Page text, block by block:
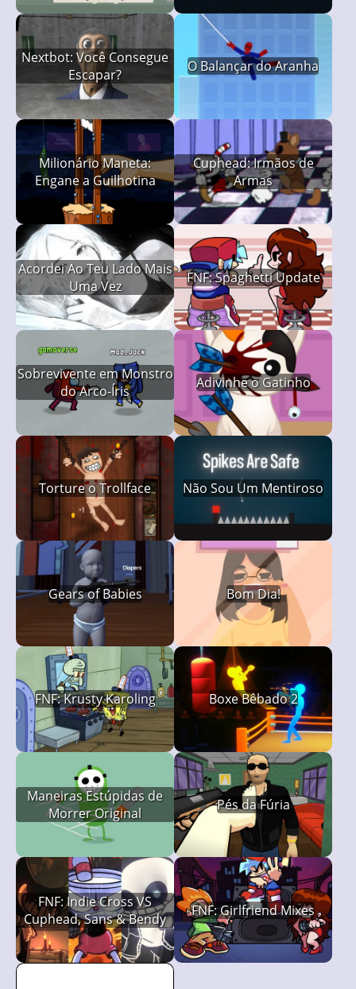
Nextbot: Você Consegue
Escapar?
O Balançar do Aranha
Milionário Maneta:
Engane a Guilhotina
Cuphead: Irmãos de
Armas
Acordei Ao Teu Lado Mais
Uma Vez
FNF: Spaghetti Update
Sobrevivente em Monstro
do Arco-Íris
Adivinhe o Gatinho
Torture o Trollface Não Sou Um Mentiroso
Gears of Babies Bom Dia!
FNF: Krusty Karoling Boxe Bêbado 2
Maneiras Estúpidas de
Morrer Original
Pés da Fúria
FNF: Indie Cross VS
Cuphead, Sans & Bendy
FNF: Girlfriend Mixes